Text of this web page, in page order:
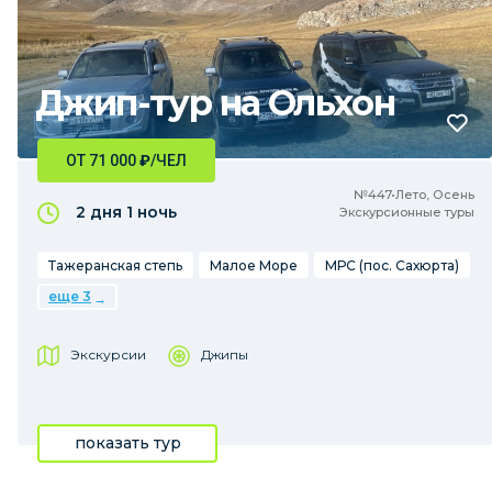
Джип-тур на Ольхон
№447•Лето, Осень
Экскурсионные туры
ОТ 71 000₽/ЧЕЛ
2 дня 1 ночь
Тажеранская степь Малое Море
МРС (пос. Сахюрта)
еще 3
Экскурсии Джипы
показать тур